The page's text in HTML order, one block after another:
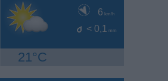
6 km/h
< 0,1 mm
21°C